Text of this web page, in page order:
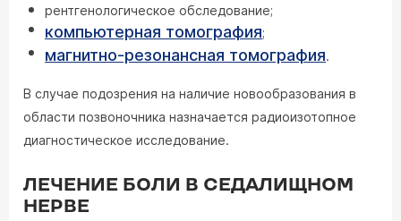
рентгенологическое обследование;
компьютерная томография;
магнитно-резонансная томография.
В случае подозрения на наличие новообразования в
области позвоночника назначается радиоизотопное
диагностическое исследование.
ЛЕЧЕНИЕ БОЛИ В СЕДАЛИЩНОМ
НЕРВЕ